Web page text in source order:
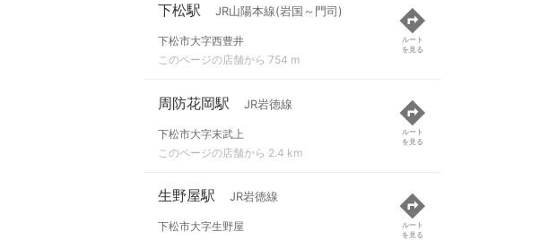
下松駅 JR山陽本線(岩国～門司)
下松市大字西豊井
このページの店舗から 754 m
ルート
を見る
周防花岡駅 JR岩徳線
下松市大字末武上
このページの店舗から 2.4 km
ルート
を見る
生野屋駅 JR岩徳線
下松市大字生野屋
ルート
を見る